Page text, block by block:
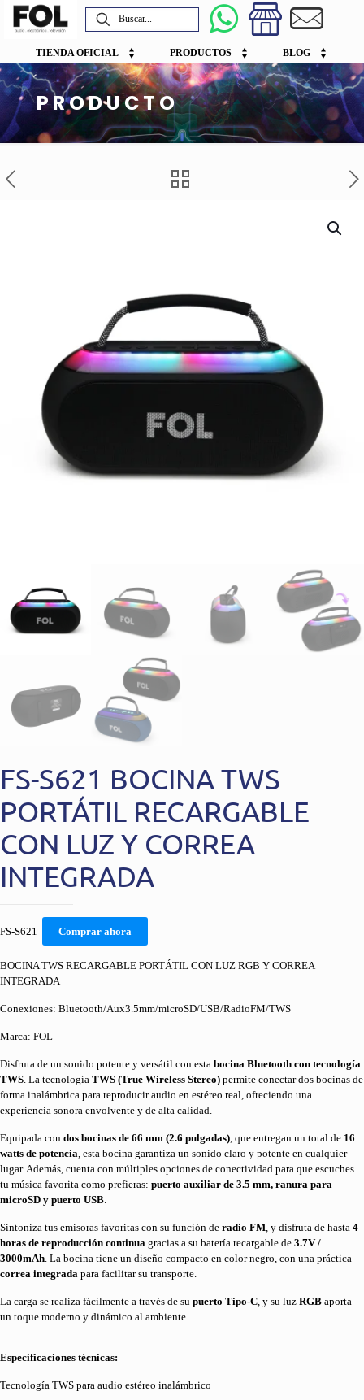
TIENDA OFICIAL PRODUCTOS BLOG
PRODUCTO
FS-S621 BOCINA TWS
PORTÁTIL RECARGABLE
CON LUZ Y CORREA
INTEGRADA
FS-S621 Comprar ahora
BOCINA TWS RECARGABLE PORTÁTIL CON LUZ RGB Y CORREA
INTEGRADA
Conexiones: Bluetooth/Aux3.5mm/microSD/USB/RadioFM/TWS
Marca: FOL
Disfruta de un sonido potente y versátil con esta bocina Bluetooth con tecnología
TWS. La tecnología TWS (True Wireless Stereo) permite conectar dos bocinas de
forma inalámbrica para reproducir audio en estéreo real, ofreciendo una
experiencia sonora envolvente y de alta calidad.
Equipada con dos bocinas de 66 mm (2.6 pulgadas), que entregan un total de 16
watts de potencia, esta bocina garantiza un sonido claro y potente en cualquier
lugar. Además, cuenta con múltiples opciones de conectividad para que escuches
tu música favorita como prefieras: puerto auxiliar de 3.5 mm, ranura para
microSD y puerto USB.
Sintoniza tus emisoras favoritas con su función de radio FM, y disfruta de hasta 4
horas de reproducción continua gracias a su batería recargable de 3.7V /
3000mAh. La bocina tiene un diseño compacto en color negro, con una práctica
correa integrada para facilitar su transporte.
La carga se realiza fácilmente a través de su puerto Tipo-C, y su luz RGB aporta
un toque moderno y dinámico al ambiente.
Especificaciones técnicas:
Tecnología TWS para audio estéreo inalámbrico